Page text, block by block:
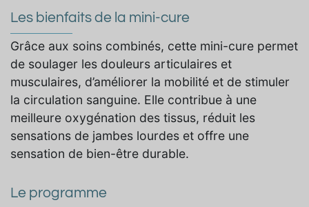
Les bienfaits de la mini-cure
Grâce aux soins combinés, cette mini-cure permet
de soulager les douleurs articulaires et
musculaires, d’améliorer la mobilité et de stimuler
la circulation sanguine. Elle contribue à une
meilleure oxygénation des tissus, réduit les
sensations de jambes lourdes et offre une
sensation de bien-être durable.
Le programme